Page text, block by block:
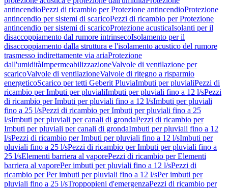
antincendioPezzi di ricambio per Protezione antincendioProtezione
antincendio per sistemi di scaricoPezzi di ricambio per Protezione
antincendio per sistemi di scaricoProtezione acusticaIsolanti per il
disaccoppiamento dal rumore intrinsecoIsolamento per il
disaccoppiamento dalla struttura e l'isolamento acustico del rumore
trasmesso indirettamente via ariaProtezione
dall'umiditàImpermeabilizzazioneValvole di ventilazione per
scaricoValvole di ventilazioneValvole di ritegno a risparmio
energeticoScarico per tetti Geberit PluviaImbuti per pluvialiPezzi di
ricambio per Imbuti per pluvialiImbuti per pluviali fino a 12 l/sPezzi
di ricambio per Imbuti per pluviali fino a 12 l/sImbuti per pluviali
fino a 25 l/sPezzi di ricambio per Imbuti per pluviali fino a 25
l/sImbuti per pluviali per canali di grondaPezzi di ricambio per
Imbuti per pluviali per canali di grondaImbuti per pluviali fino a 12
l/sPezzi di ricambio per Imbuti per pluviali fino a 12 l/sImbuti per
pluviali fino a 25 l/sPezzi di ricambio per Imbuti per pluviali fino a
25 l/sElementi barriera al vaporePezzi di ricambio per Elementi
barriera al vaporePer imbuti per pluviali fino a 12 l/sPezzi di
ricambio per Per imbuti per pluviali fino a 12 l/sPer imbuti per
pluviali fino a 25 l/sTroppopieni d'emergenzaPezzi di ricambio per